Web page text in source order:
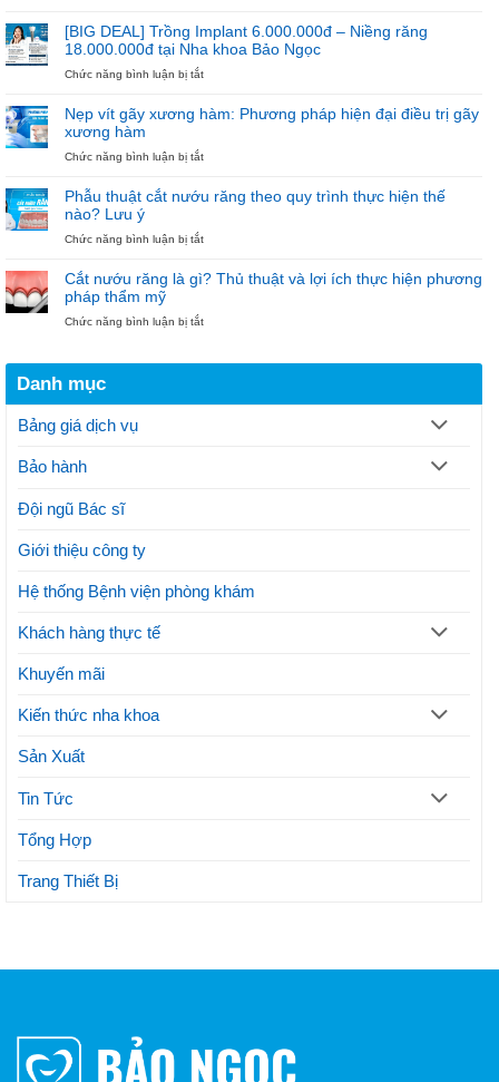
Cho
100
Trụ
Đầu
Niềng
Răng
18.000.000đ
“Diện
–
Noel”
[BIG DEAL] Trồng Implant 6.000.000đ – Niềng răng
18.000.000đ tại Nha khoa Bảo Ngọc
Chức năng bình luận bị tắtở
DEAL]
Trồng
6.000.000đ
Niềng
tại
khoa
Nẹp vít gãy xương hàm: Phương pháp hiện đại điều trị gãy
xương hàm
Chức năng bình luận bị tắtở
gãy
hàm:
pháp
điều
Phẫu thuật cắt nướu răng theo quy trình thực hiện thế
nào? Lưu ý
Chức năng bình luận bị tắtở
thuật
cắt
răng
hiện
Cắt nướu răng là gì? Thủ thuật và lợi ích thực hiện phương
pháp thẩm mỹ
Chức năng bình luận bị tắtở
gì?
mỹ
Danh mục
Bảng giá dịch vụ
Bảo hành
Đội ngũ Bác sĩ
Giới thiệu công ty
Hệ thống Bệnh viện phòng khám
Khách hàng thực tế
Khuyến mãi
Kiến thức nha khoa
Sản Xuất
Tin Tức
Tổng Hợp
Trang Thiết Bị